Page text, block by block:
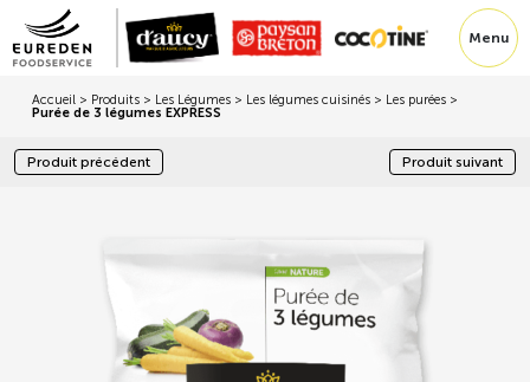
Menu
Accueil > Produits > Les Légumes > Les légumes cuisinés > Les purées >
Purée de 3 légumes EXPRESS
Produit précédent Produit suivant